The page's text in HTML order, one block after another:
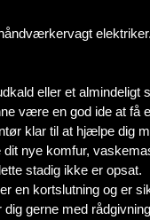
elektriker.
eller et
være en god ide at
klar til at hjælpe dig
nye komfur,
stadig ikke er opsat.
kortslutning og er
gerne med